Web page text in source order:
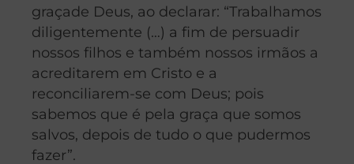
graçade Deus, ao declarar: “Trabalhamos
diligentemente (…) a fim de persuadir
nossos filhos e também nossos irmãos a
acreditarem em Cristo e a
reconciliarem-se com Deus; pois
sabemos que é pela graça que somos
salvos, depois de tudo o que pudermos
fazer”.